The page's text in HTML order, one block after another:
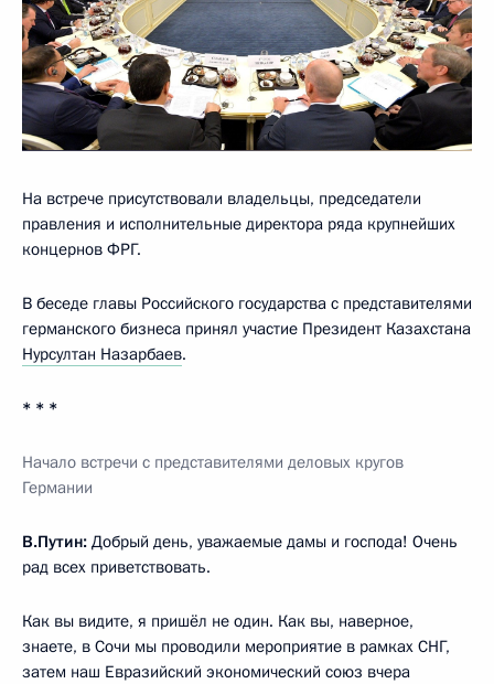
На встрече присутствовали владельцы, председатели
правления и исполнительные директора ряда крупнейших
концернов ФРГ.
В беседе главы Российского государства с представителями
германского бизнеса принял участие Президент Казахстана
Нурсултан Назарбаев.
* * *
Начало встречи с представителями деловых кругов
Германии
В.Путин: Добрый день, уважаемые дамы и господа! Очень
рад всех приветствовать.
Как вы видите, я пришёл не один. Как вы, наверное,
знаете, в Сочи мы проводили мероприятие в рамках СНГ,
затем наш Евразийский экономический союз вчера